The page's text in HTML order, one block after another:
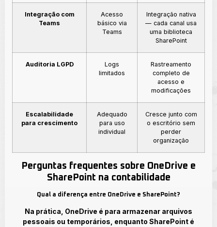
Integração com
Teams
Acesso
básico via
Teams
Integração nativa
— cada canal usa
uma biblioteca
SharePoint
Auditoria LGPD
Logs
limitados
Rastreamento
completo de
acesso e
modificações
Escalabilidade
para crescimento
Adequado
para uso
individual
Cresce junto com
o escritório sem
perder
organização
Perguntas frequentes sobre OneDrive e
SharePoint na contabilidade
Qual a diferença entre OneDrive e SharePoint?
Na prática, OneDrive é para armazenar arquivos
pessoais ou temporários, enquanto SharePoint é